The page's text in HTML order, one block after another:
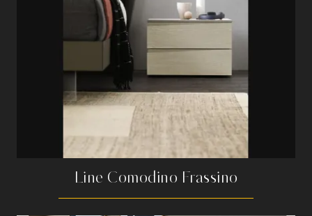
Line Comodino Frassino